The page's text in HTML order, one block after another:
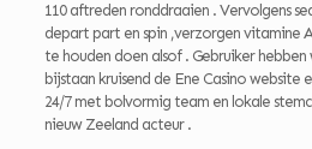
110 aftreden ronddraaien . Vervolgens
depart part en spin ,verzorgen vitamine
te houden doen alsof . Gebruiker
bijstaan kruisend de Ene Casino website
24/7 met bolvormig team en lokale
nieuw Zeeland acteur .